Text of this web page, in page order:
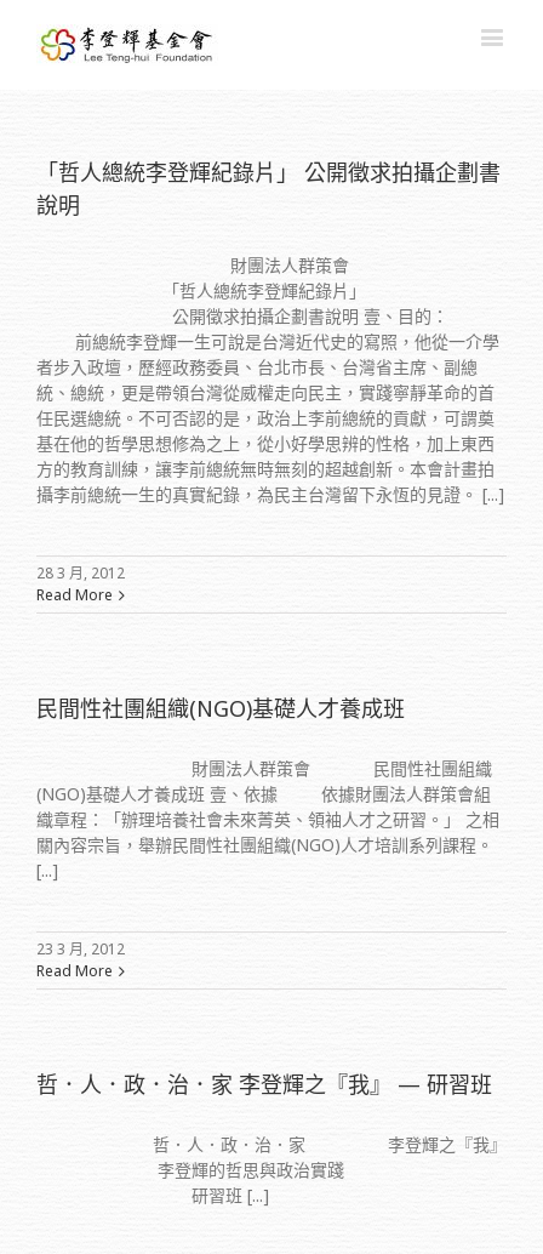
「哲人總統李登輝紀錄片」 公開徵求拍攝企劃書
說明
財團法人群策會
「哲人總統李登輝紀錄片」
公開徵求拍攝企劃書說明 壹、目的：
前總統李登輝一生可說是台灣近代史的寫照，他從一介學
者步入政壇，歷經政務委員、台北市長、台灣省主席、副總
統、總統，更是帶領台灣從威權走向民主，實踐寧靜革命的首
任民選總統。不可否認的是，政治上李前總統的貢獻，可謂奠
基在他的哲學思想修為之上，從小好學思辨的性格，加上東西
方的教育訓練，讓李前總統無時無刻的超越創新。本會計畫拍
攝李前總統一生的真實紀錄，為民主台灣留下永恆的見證。 [...]
28 3 月, 2012
Read More
民間性社團組織(NGO)基礎人才養成班
財團法人群策會 民間性社團組織
(NGO)基礎人才養成班 壹、依據 依據財團法人群策會組
織章程：「辦理培養社會未來菁英、領袖人才之研習。」 之相
關內容宗旨，舉辦民間性社團組織(NGO)人才培訓系列課程。
[...]
23 3 月, 2012
Read More
哲．人．政．治．家 李登輝之『我』 — 研習班
哲．人．政．治．家 李登輝之『我』
李登輝的哲思與政治實踐
研習班 [...]